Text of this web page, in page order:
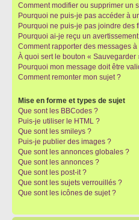
Comment modifier ou supprimer un
Pourquoi ne puis-je pas accéder à
Pourquoi ne puis-je pas joindre des
Pourquoi ai-je reçu un
Comment rapporter des messages
À quoi sert le bouton «
Pourquoi mon message doit être
Comment remonter mon sujet ?
Mise en forme et types de sujet
Que sont les BBCodes ?
Puis-je utiliser le HTML ?
Que sont les smileys ?
Puis-je publier des images ?
Que sont les annonces globales ?
Que sont les annonces ?
Que sont les post-it ?
Que sont les sujets verrouillés ?
Que sont les icônes de sujet ?